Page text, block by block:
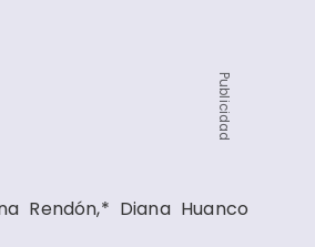
Publicidad
Rendón,* Diana Huanco